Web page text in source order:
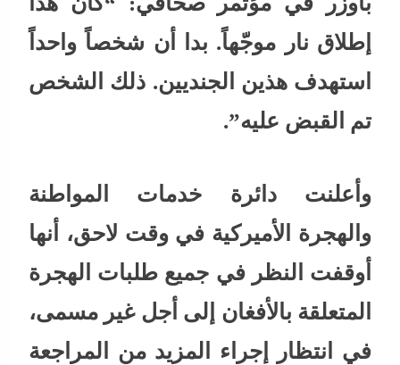
إطلاق نار موجّهاً. بدا أن شخصاً واحداً
استهدف هذين الجنديين. ذلك الشخص
تم القبض عليه”.
وأعلنت دائرة خدمات المواطنة
والهجرة الأميركية في وقت لاحق، أنها
أوقفت النظر في جميع طلبات الهجرة
المتعلقة بالأفغان إلى أجل غير مسمى،
في انتظار إجراء المزيد من المراجعة